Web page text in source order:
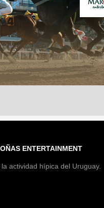
ENTERTAINMENT
la actividad hípica del Uruguay.